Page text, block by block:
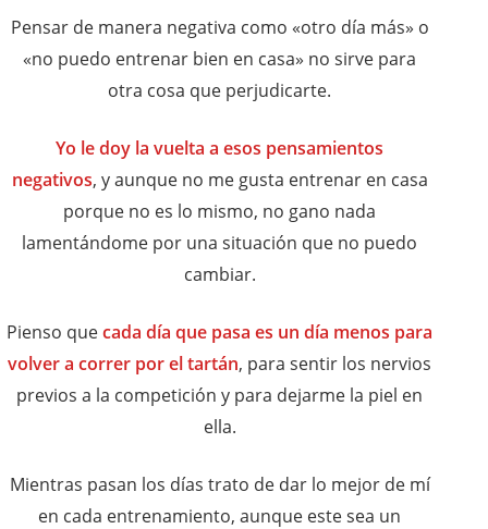
Pensar de manera negativa como «otro día más» o
«no puedo entrenar bien en casa» no sirve para
otra cosa que perjudicarte.
Yo le doy la vuelta a esos pensamientos
negativos, y aunque no me gusta entrenar en casa
porque no es lo mismo, no gano nada
lamentándome por una situación que no puedo
cambiar.
Pienso quecada día que pasa es un día menos para
volver a correr por el tartán, para sentir los nervios
previos a la competición y para dejarme la piel en
ella.
Mientras pasan los días trato de dar lo mejor de mí
en cada entrenamiento, aunque este sea un